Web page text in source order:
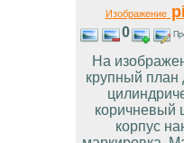
Изображение
0
На
крупный
коричневый
корпус